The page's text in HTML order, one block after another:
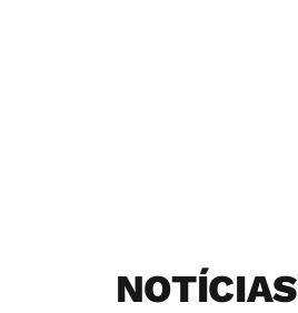
NOTÍCIAS